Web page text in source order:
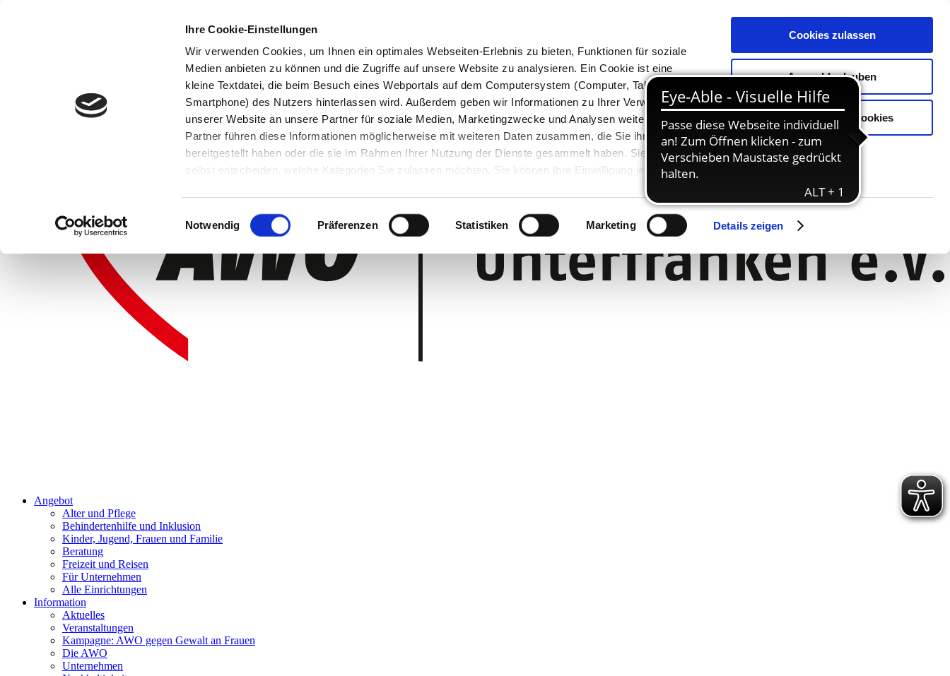
Ihre Cookie-Einstellungen
Wir verwenden Cookies, um Ihnen ein optimales Webseiten-Erlebnis zu bieten, Funktionen für soziale
Medien anbieten zu können und die Zugriffe auf unsere Website zu analysieren. Ein Cookie ist eine
kleine Textdatei, die beim Besuch eines Webportals auf dem Computersystem (Computer, Tablet oder
Smartphone) des Nutzers hinterlassen wird. Außerdem geben wir Informationen zu Ihrer Verwendung
unserer Website an unsere Partner für soziale Medien, Marketingzwecke und Analysen weiter. Unsere
Partner führen diese Informationen möglicherweise mit weiteren Daten zusammen, die Sie ihnen
bereitgestellt haben oder die sie im Rahmen Ihrer Nutzung der Dienste gesammelt haben. Sie können
selbst entscheiden, welche Kategorien Sie zulassen möchten. Sie können Ihre Einwilligung jederzeit
Einwilligungsauswahl
Notwendig Präferenzen Statistiken Marketing Details zeigen
Cookies zulassen
Auswahl erlauben
Nur notwendige Cookies
Angebot
Alter und Pflege
Behindertenhilfe und Inklusion
Kinder, Jugend, Frauen und Familie
Beratung
Freizeit und Reisen
Für Unternehmen
Alle Einrichtungen
Information
Aktuelles
Veranstaltungen
Kampagne: AWO gegen Gewalt an Frauen
Die AWO
Unternehmen